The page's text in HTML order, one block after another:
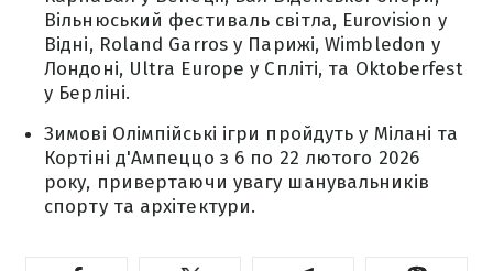
Вільнюський фестиваль світла, Eurovision у
Відні, Roland Garros у Парижі, Wimbledon у
Лондоні, Ultra Europe у Спліті, та Oktoberfest
у Берліні.
Зимові Олімпійські ігри пройдуть у Мілані та
Кортіні д'Ампеццо з 6 по 22 лютого 2026
року, привертаючи увагу шанувальників
спорту та архітектури.